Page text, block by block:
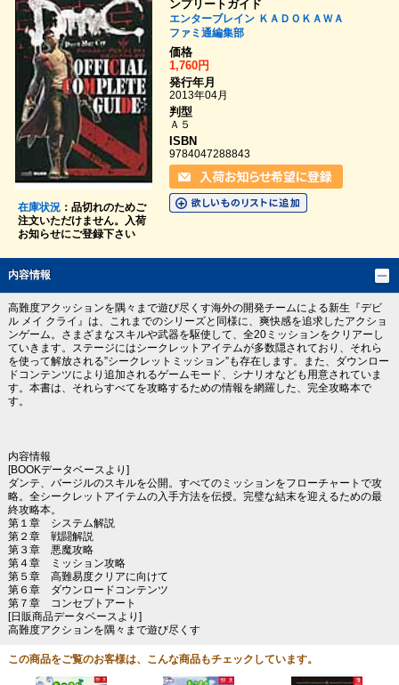
在庫状況：品切れのためご
注文いただけません。入荷
お知らせにご登録下さい
ンプリートガイド
エンターブレイン ＫＡＤＯＫＡＷＡ
ファミ通編集部
価格
1,760円
発行年月
2013年04月
判型
Ａ５
ISBN
9784047288843
内容情報
高難度アクッションを隅々まで遊び尽くす海外の開発チームによる新生『デビ
ル メイ クライ』は、これまでのシリーズと同様に、爽快感を追求したアクショ
ンゲーム。さまざまなスキルや武器を駆使して、全20ミッションをクリアーし
ていきます。ステージにはシークレットアイテムが多数隠されており、それら
を使って解放される”シークレットミッション”も存在します。また、ダウンロー
ドコンテンツにより追加されるゲームモード、シナリオなども用意されていま
す。本書は、それらすべてを攻略するための情報を網羅した、完全攻略本で
す。
内容情報
[BOOKデータベースより]
ダンテ、バージルのスキルを公開。すべてのミッションをフローチャートで攻
略。全シークレットアイテムの入手方法を伝授。完璧な結末を迎えるための最
終攻略本。
第１章 システム解説
第２章 戦闘解説
第３章 悪魔攻略
第４章 ミッション攻略
第５章 高難易度クリアに向けて
第６章 ダウンロードコンテンツ
第７章 コンセプトアート
[日販商品データベースより]
高難度アクションを隅々まで遊び尽くす
この商品をご覧のお客様は、こんな商品もチェックしています。